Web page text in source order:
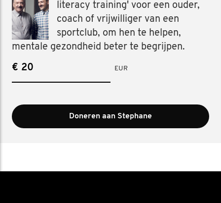
literacy training' voor een ouder,
coach of vrijwilliger van een
sportclub, om hen te helpen,
mentale gezondheid beter te begrijpen.
€ EUR
Doneren aan Stephane